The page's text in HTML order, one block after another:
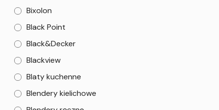
Bixolon
Black Point
Black&Decker
Blackview
Blaty kuchenne
Blendery kielichowe